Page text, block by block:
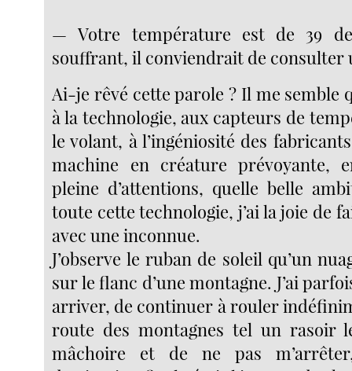
— Votre température est de 39
souffrant, il conviendrait de consulter
Ai-je rêvé cette parole ? Il me semble
à la technologie, aux capteurs de
le volant, à l’ingéniosité des
machine en créature prévoyante,
pleine d’attentions, quelle belle
toute cette technologie, j’ai la joie de
avec une inconnue.
J’observe le ruban de soleil qu’un
sur le flanc d’une montagne. J’ai
arriver, de continuer à rouler
route des montagnes tel un rasoir
mâchoire et de ne pas